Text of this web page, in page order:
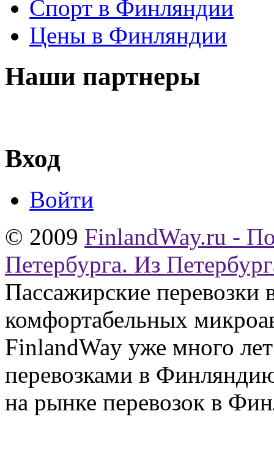
Спорт в Финляндии
Цены в Финляндии
Наши партнеры
Вход
Войти
© 2009 FinlandWay.ru -
Петербурга. Из
Пассажирские
комфортабельных
FinlandWay уже много
перевозками в
на рынке перевозок в